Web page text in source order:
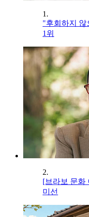
1.
"후회하지 않
1위
2.
[브라보 문화
미선